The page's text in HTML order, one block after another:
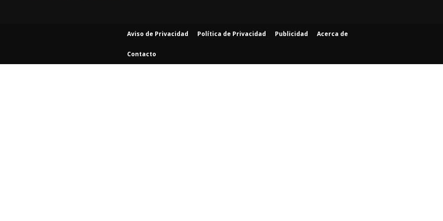
Aviso de Privacidad Política de Privacidad Publicidad Acerca de
Contacto